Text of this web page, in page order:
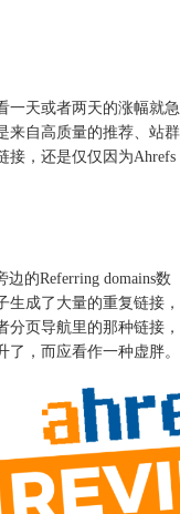
天或者两天的涨幅就急
来自高质量的推荐、站群
接，还是仅仅因为Ahrefs
的Referring domains数
成了大量的重复链接，
页导航里的那种链接，
，而应看作一种虚胖。